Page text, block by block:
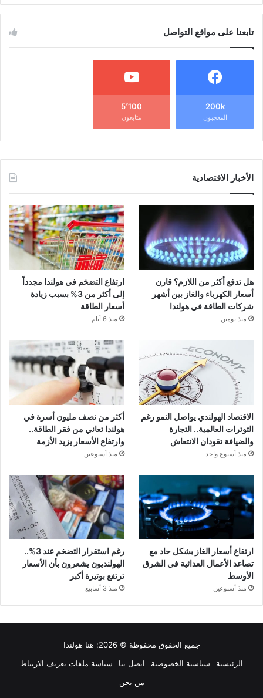
تابعنا على مواقع التواصل
200k
المعجبون
5٬100
متابعون
الأخبار الاقتصادية
هل تدفع أكثر من اللازم؟ قارن
أسعار الكهرباء والغاز بين أشهر
شركات الطاقة في هولندا
منذ يومين
ارتفاع التضخم في هولندا مجدداً
إلى أكثر من 3% بسبب زيادة
أسعار الطاقة
منذ 6 أيام
الاقتصاد الهولندي يواصل النمو رغم
التوترات العالمية.. التجارة
والضيافة تقودان الانتعاش
منذ أسبوع واحد
أكثر من نصف مليون أسرة في
هولندا تعاني من فقر الطاقة..
وارتفاع الأسعار يزيد الأزمة
منذ أسبوعين
ارتفاع أسعار الغاز بشكل حاد مع
تصاعد الأعمال العدائية في الشرق
الأوسط
منذ أسبوعين
رغم استقرار التضخم عند 3%..
الهولنديون يشعرون بأن الأسعار
ترتفع بوتيرة أكبر
منذ 3 أسابيع
جميع الحقوق محفوظة © 2026:
هنا هولندا
الرئيسية
سياسية الخصوصية اتصل بنا
سياسة ملفات تعريف الارتباط
من نحن